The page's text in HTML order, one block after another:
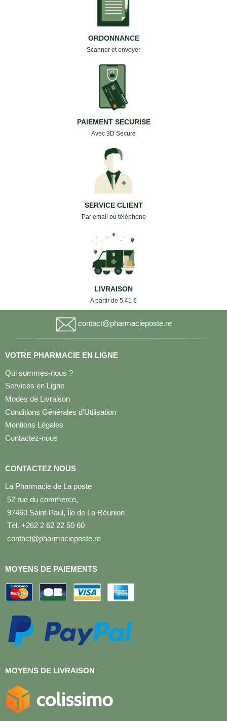
ORDONNANCE
Scanner et envoyer
PAIEMENT SECURISE
Avec 3D Secure
SERVICE CLIENT
Par email ou téléphone
LIVRAISON
A partir de 5,41 €
contact@pharmacieposte.re
VOTRE PHARMACIE EN LIGNE
Qui sommes-nous ?
Services en Ligne
Modes de Livraison
Conditions Générales d'Utilisation
Mentions Légales
Contactez-nous
CONTACTEZ NOUS
La Pharmacie de La poste
52 rue du commerce,
97460 Saint-Paul, Île de La Réunion
Tél. +262 2 62 22 50 60
contact@pharmacieposte.re
MOYENS DE PAIEMENTS
MOYENS DE LIVRAISON